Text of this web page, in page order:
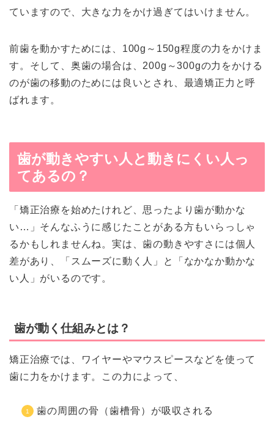
ていますので、大きな力をかけ過ぎてはいけません。
前歯を動かすためには、100g～150g程度の力をかけま
す。そして、奥歯の場合は、200g～300gの力をかける
のが歯の移動のためには良いとされ、最適矯正力と呼
ばれます。
歯が動きやすい人と動きにくい人っ
てあるの？
「矯正治療を始めたけれど、思ったより歯が動かな
い…」そんなふうに感じたことがある方もいらっしゃ
るかもしれませんね。実は、歯の動きやすさには個人
差があり、「スムーズに動く人」と「なかなか動かな
い人」がいるのです。
歯が動く仕組みとは？
矯正治療では、ワイヤーやマウスピースなどを使って
歯に力をかけます。この力によって、
歯の周囲の骨（歯槽骨）が吸収される